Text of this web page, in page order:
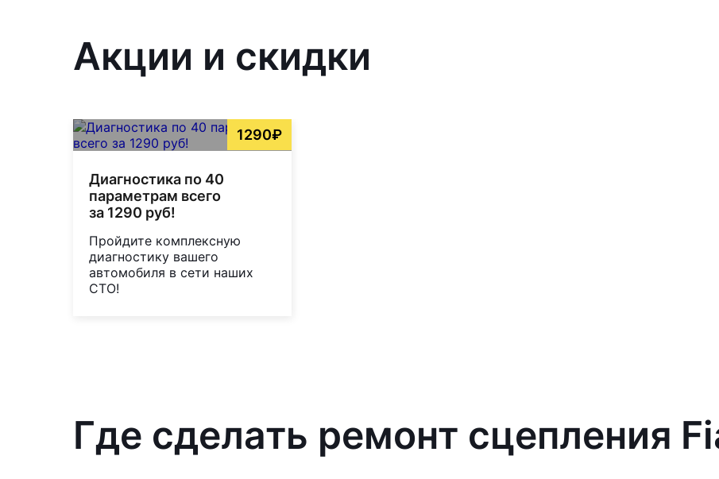
Акции и скидки
1290₽
Диагностика по 40
параметрам всего
за 1290 руб!
Пройдите комплексную
диагностику вашего
автомобиля в сети наших
СТО!
Где сделать ремонт сцепления